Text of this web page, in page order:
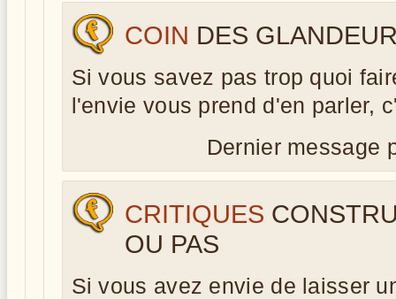
COIN DES
Si vous savez pas trop quoi
l'envie vous prend d'en parler,
Dernier message
CRITIQUES
OU PAS
Si vous avez envie de laisser